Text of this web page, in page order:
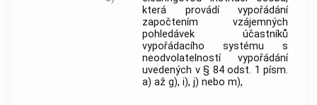
která provádí vypořádání
započtením vzájemných
pohledávek účastníků
vypořádacího systému s
neodvolatelností vypořádání
uvedených v § 84 odst. 1 písm.
a) až g), i), j) nebo m),